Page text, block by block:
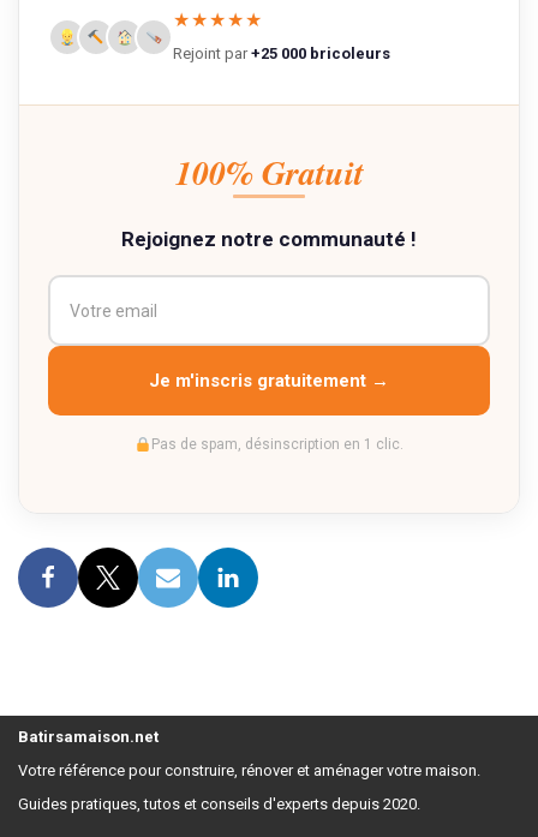
★★★★★
Rejoint par+25 000 bricoleurs
100% Gratuit
Rejoignez notre communauté !
Je m'inscris gratuitement →
Pas de spam, désinscription en 1 clic.
Batirsamaison.net
Votre référence pour construire, rénover et aménager votre maison.
Guides pratiques, tutos et conseils d'experts depuis 2020.